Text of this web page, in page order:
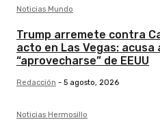
Noticias Mundo
Trump arremete contra
acto en Las Vegas: acusa
“aprovecharse” de EEUU
Redacción - 5 agosto, 2026
Noticias Hermosillo